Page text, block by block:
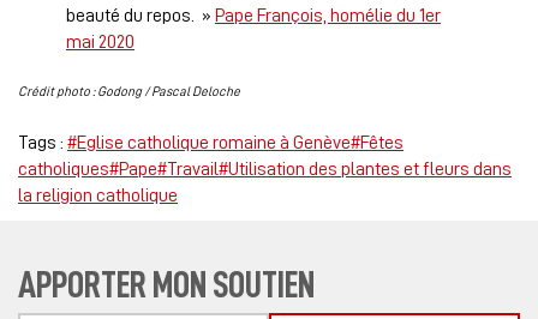
beauté du repos. » Pape François, homélie du 1er
mai 2020
Crédit photo : Godong / Pascal Deloche
Tags : #Eglise catholique romaine à Genève#Fêtes
catholiques#Pape#Travail#Utilisation des plantes et fleurs dans
la religion catholique
APPORTER MON SOUTIEN